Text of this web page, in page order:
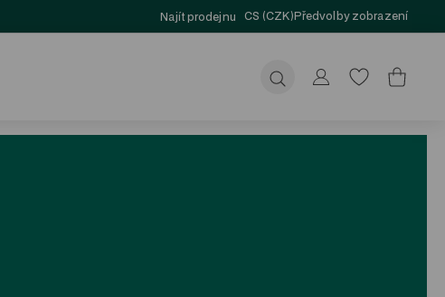
Najít prodejnu CS (CZK)Předvolby zobrazení
Odeslat